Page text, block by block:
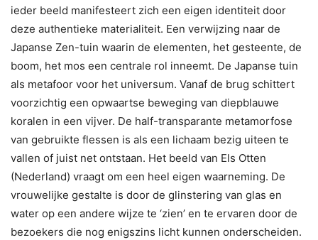
ieder beeld manifesteert zich een eigen identiteit door
deze authentieke materialiteit. Een verwijzing naar de
Japanse Zen-tuin waarin de elementen, het gesteente, de
boom, het mos een centrale rol inneemt. De Japanse tuin
als metafoor voor het universum. Vanaf de brug schittert
voorzichtig een opwaartse beweging van diepblauwe
koralen in een vijver. De half-transparante metamorfose
van gebruikte flessen is als een lichaam bezig uiteen te
vallen of juist net ontstaan. Het beeld van Els Otten
(Nederland) vraagt om een heel eigen waarneming. De
vrouwelijke gestalte is door de glinstering van glas en
water op een andere wijze te ‘zien’ en te ervaren door de
bezoekers die nog enigszins licht kunnen onderscheiden.